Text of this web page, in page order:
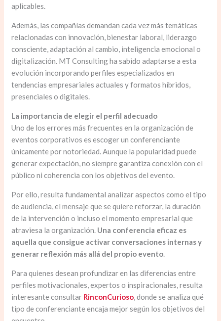
aplicables.
Además, las compañías demandan cada vez más temáticas
relacionadas con innovación, bienestar laboral, liderazgo
consciente, adaptación al cambio, inteligencia emocional o
digitalización. MT Consulting ha sabido adaptarse a esta
evolución incorporando perfiles especializados en
tendencias empresariales actuales y formatos híbridos,
presenciales o digitales.
La importancia de elegir el perfil adecuado
Uno de los errores más frecuentes en la organización de
eventos corporativos es escoger un conferenciante
únicamente por notoriedad. Aunque la popularidad puede
generar expectación, no siempre garantiza conexión con el
público ni coherencia con los objetivos del evento.
Por ello, resulta fundamental analizar aspectos como el tipo
de audiencia, el mensaje que se quiere reforzar, la duración
de la intervención o incluso el momento empresarial que
atraviesa la organización. Una conferencia eficaz es
aquella que consigue activar conversaciones internas y
generar reflexión más allá del propio evento.
Para quienes desean profundizar en las diferencias entre
perfiles motivacionales, expertos o inspiracionales, resulta
interesante consultar RinconCurioso, donde se analiza qué
tipo de conferenciante encaja mejor según los objetivos del